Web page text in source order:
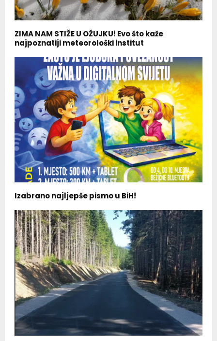
ZIMA NAM STIŽE U OŽUJKU! Evo što kaže
najpoznatiji meteorološki institut
Izabrano najljepše pismo u BiH!